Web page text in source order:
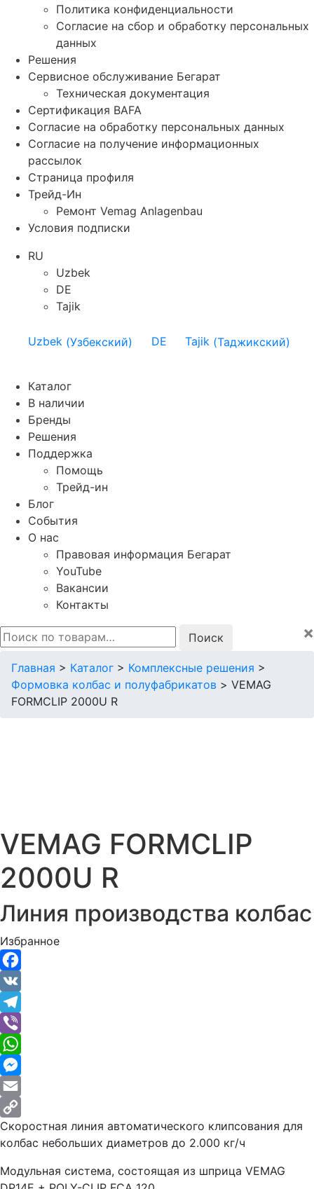
Политика конфиденциальности
Согласие на сбор и обработку персональных
данных
Решения
Сервисное обслуживание Бегарат
Техническая документация
Сертификация BAFA
Согласие на обработку персональных данных
Согласие на получение информационных
рассылок
Страница профиля
Трейд-Ин
Ремонт Vemag Anlagenbau
Условия подписки
RU
Uzbek
DE
Tajik
Uzbek (Узбекский) DE Tajik (Таджикский)
Каталог
В наличии
Бренды
Решения
Поддержка
Помощь
Трейд-ин
Блог
События
О нас
Правовая информация Бегарат
YouTube
Вакансии
Контакты
Искать:
×
Главная > Каталог > Комплексные решения >
Формовка колбас и полуфабрикатов > VEMAG
FORMCLIP 2000U R
VEMAG FORMCLIP
2000U R
Линия производства колбас
Избранное
Facebook
VK
Telegram
Viber
WhatsApp
Messenger
Email
Copy
Link
Скоростная линия автоматического клипсования для
колбас небольших диаметров до 2.000 кг/ч
Модульная система, состоящая из шприца VEMAG